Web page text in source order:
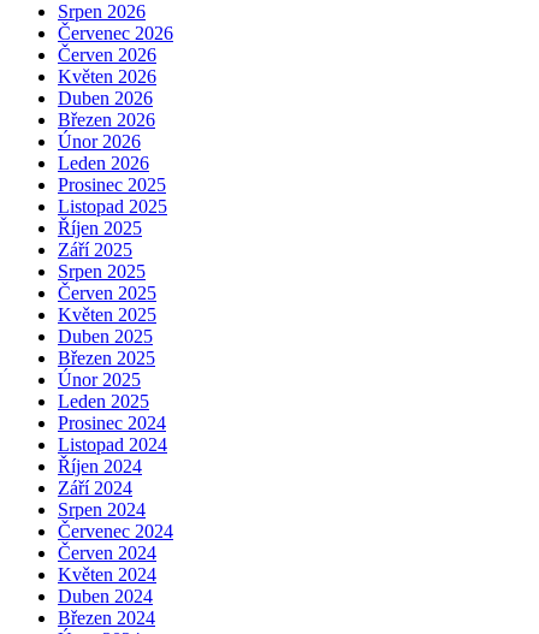
Srpen 2026
Červenec 2026
Červen 2026
Květen 2026
Duben 2026
Březen 2026
Únor 2026
Leden 2026
Prosinec 2025
Listopad 2025
Říjen 2025
Září 2025
Srpen 2025
Červen 2025
Květen 2025
Duben 2025
Březen 2025
Únor 2025
Leden 2025
Prosinec 2024
Listopad 2024
Říjen 2024
Září 2024
Srpen 2024
Červenec 2024
Červen 2024
Květen 2024
Duben 2024
Březen 2024